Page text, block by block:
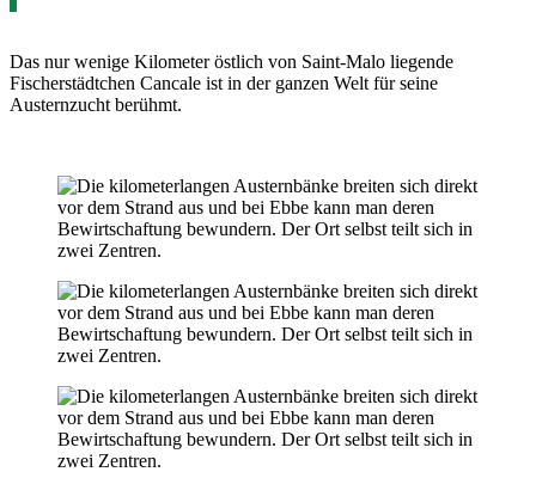
Das nur wenige Kilometer östlich von Saint-Malo liegende
Fischerstädtchen Cancale ist in der ganzen Welt für seine
Austernzucht berühmt.